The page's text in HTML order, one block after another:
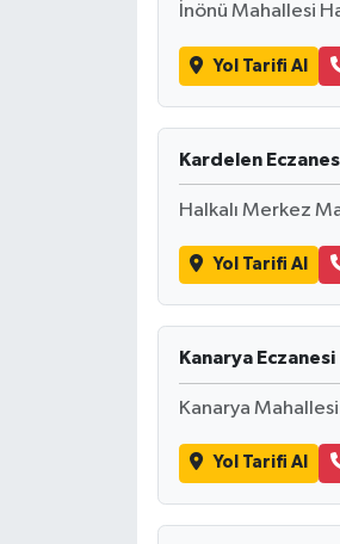
İnönü Mahallesi
Yol Tarifi Al
Kardelen
Halkalı Merkez
Yol Tarifi Al
Kanarya Eczanesi
Kanarya
Yol Tarifi Al